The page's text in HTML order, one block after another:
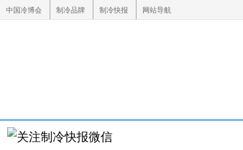
中国冷博会 制冷品牌 制冷快报 网站导航